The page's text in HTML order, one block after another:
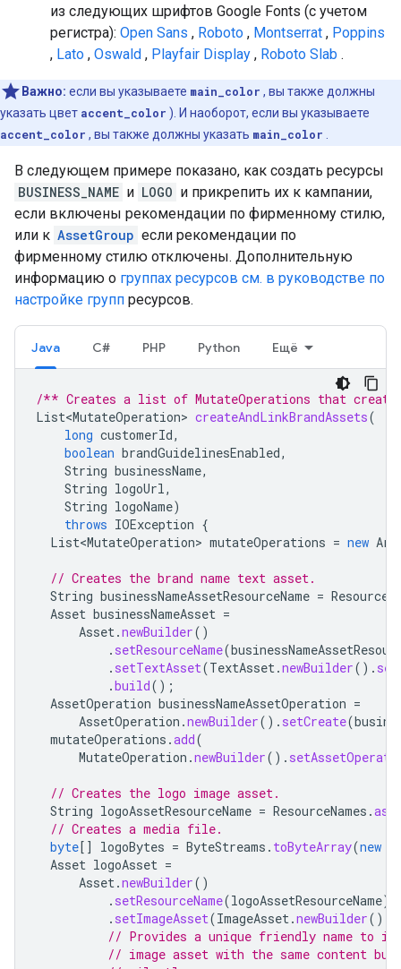
из следующих шрифтов Google Fonts (с учетом
регистра): Open Sans , Roboto , Montserrat , Poppins
, Lato , Oswald , Playfair Display , Roboto Slab .
Важно: если вы указываете main_color , вы также должны
указать цвет accent_color ). И наоборот, если вы указываете
accent_color , вы также должны указать main_color
В следующем примере показано, как создать ресурсы
BUSINESS_NAME и LOGO и прикрепить их к кампании,
если включены рекомендации по фирменному стилю,
или к AssetGroup если рекомендации по
фирменному стилю отключены. Дополнительную
информацию о группах ресурсов см. в руководстве по
настройке групп ресурсов.
Java C# PHP Python Ещё
/** Creates a list of MutateOperations that
List<MutateOperation> createAndLinkBrandAssets(
long customerId,
boolean brandGuidelinesEnabled,
String businessName,
String logoUrl,
String logoName)
throws IOException {
List<MutateOperation> mutateOperations = new
// Creates the brand name text asset.
String businessNameAssetResourceName =
Asset businessNameAsset =
Asset.newBuilder()
. setResourceName(
. setTextAsset(TextAsset.newBuilder().
.build();
AssetOperation businessNameAssetOperation =
AssetOperation .newBuilder(). setCreate(
mutateOperations .add(
MutateOperation .newBuilder().
// Creates the logo image asset.
String logoAssetResourceName = ResourceNames .
// Creates a media file.
byte[] logoBytes = ByteStreams . toByteArray(new
Asset logoAsset =
Asset.newBuilder()
. setResourceName(logoAssetResourceName)
. setImageAsset(ImageAsset.newBuilder().
// Provides a unique friendly name to
// image asset with the same content